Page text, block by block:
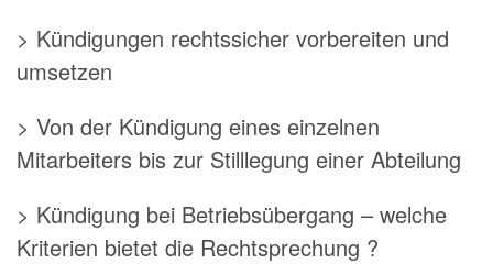
> Kündigungen rechtssicher vorbereiten und
umsetzen
> Von der Kündigung eines einzelnen
Mitarbeiters bis zur Stilllegung einer Abteilung
> Kündigung bei Betriebsübergang – welche
Kriterien bietet die Rechtsprechung ?